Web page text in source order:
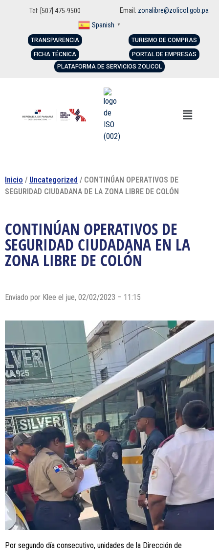
Tel: [507] 475-9500 Email: zonalibre@zolicol.gob.pa
Spanish ▼
TRANSPARENCIA
FICHA TÉCNICA
TURISMO DE COMPRAS
PORTAL DE EMPRESAS
PLATAFORMA DE SERVICIOS ZOLICOL
Inicio / Uncategorized / CONTINÚAN OPERATIVOS DE
SEGURIDAD CIUDADANA DE LA ZONA LIBRE DE COLÓN
CONTINÚAN OPERATIVOS DE
SEGURIDAD CIUDADANA EN LA
ZONA LIBRE DE COLÓN
Enviado por Klee el jue, 02/02/2023 – 11:15
Por segundo día consecutivo, unidades de la Dirección de